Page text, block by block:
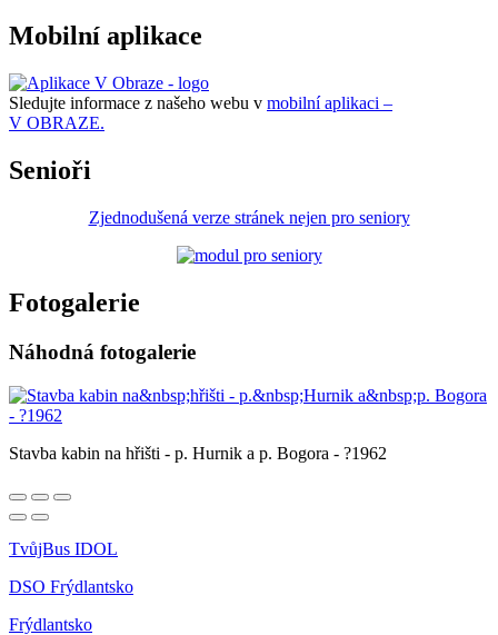
Mobilní aplikace
Sledujte informace z našeho webu v mobilní aplikaci –
V OBRAZE.
Senioři
Zjednodušená verze stránek nejen pro seniory
Fotogalerie
Náhodná fotogalerie
Stavba kabin na hřišti - p. Hurnik a p. Bogora - ?1962
TvůjBus IDOL
DSO Frýdlantsko
Frýdlantsko